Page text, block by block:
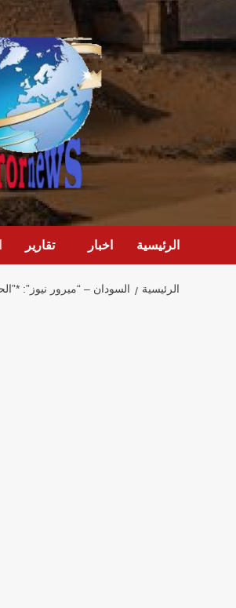
المحتوى
الرئيسية اخبار تقارير
الرئيسية السودان – “ميرور نيوز”: